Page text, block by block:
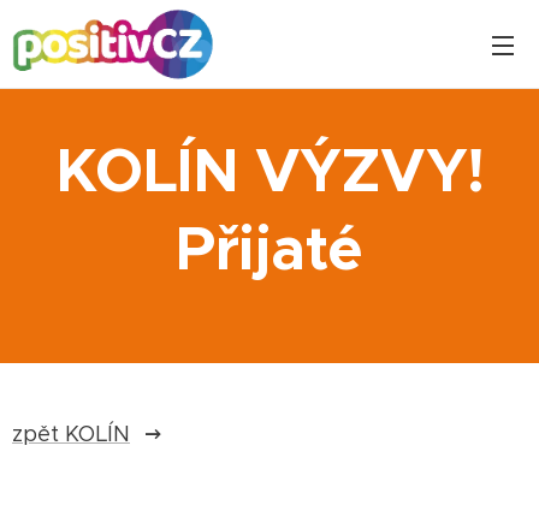
KOLÍN VÝZVY!
Přijaté
zpět KOLÍN